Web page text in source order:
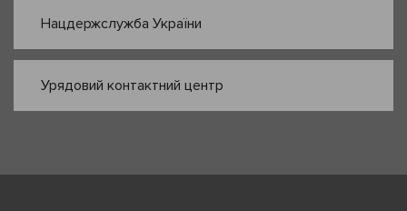
Нацдержслужба України
Урядовий контактний центр